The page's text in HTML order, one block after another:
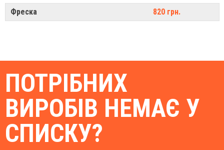
Фреска
820 грн.
ПОТРІБНИХ
ВИРОБІВ НЕМАЄ У
СПИСКУ?